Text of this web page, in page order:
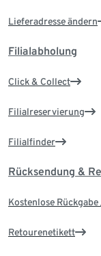
Lieferadresse ändern
Filialabholung
Click & Collect
Filialreservierung
Filialfinder
Rücksendung &
Kostenlose
Retourenetikett